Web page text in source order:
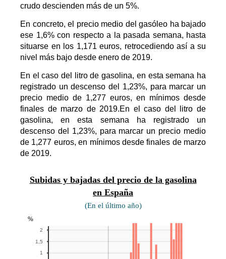
crudo descienden más de un 5%.
En concreto, el precio medio del gasóleo ha bajado
ese 1,6% con respecto a la pasada semana, hasta
situarse en los 1,171 euros, retrocediendo así a su
nivel más bajo desde enero de 2019.
En el caso del litro de gasolina, en esta semana ha
registrado un descenso del 1,23%, para marcar un
precio medio de 1,277 euros, en mínimos desde
finales de marzo de 2019.En el caso del litro de
gasolina, en esta semana ha registrado un
descenso del 1,23%, para marcar un precio medio
de 1,277 euros, en mínimos desde finales de marzo
de 2019.